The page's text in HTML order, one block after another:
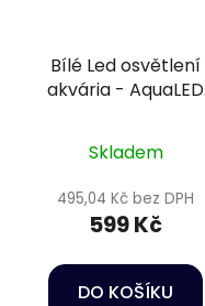
Bílé Led osvětlení
akvária - AquaLED
Skladem
495,04 Kč bez DPH
599 Kč
DO KOŠÍKU